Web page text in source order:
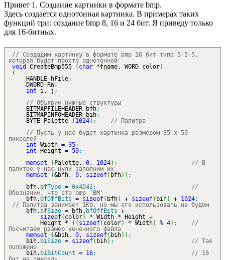
Привет 1. Создание картинки в формате bmp.
Здесь создается однотонная картинка. В примерах таких
функций три: создание bmp 8, 16 и 24 бит. Я приведу только
для 16-битных.
// Создадим картинку в формате bmp 16 бит типа 5-5-5,
которая будет просто однотонной
void
CreateBmp555 ( char *fname, WORD color)
{
HANDLE hFile;
DWORD RW;
int i, j ;
// Объявим нужные структуры
BITMAPFILEHEADER bfh;
BITMAPINFOHEADER bih;
BYTE Palette
1024 ;
// Палитра
// Пусть у нас будет картинка размером 35 x 50
пикселей
int Width = 35;
int Height = 50;
memset
( Palette, 0, 1024) ;
// В
палитре у нас нули заполним их
memset
(&bfh, 0, sizeof( bfh) ) ;
bfh. bfType = 0x4D42;
//
Обозначим, что это bmp 'BM'
bfh. bfOffBits = sizeof( bfh) + sizeof( bih) + 1024;
// Палитра занимает 1Kb, но мы его использовать не будем
bfh. bfSize = bfh. bfOffBits +
sizeof( color) * Width * Height +
Height * ( ( sizeof( color) * Width) % 4) ;
//
Посчитаем размер конечного файла
memset
(&bih, 0, sizeof( bih) ) ;
bih. biSize = sizeof( bih) ;
// Так
положено
bih. biBitCount = 16;
// 16